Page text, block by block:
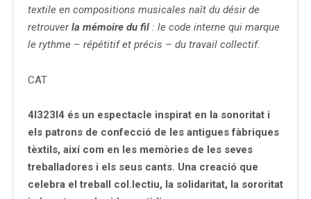
textile en compositions musicales naît du désir de
retrouverla mémoire du fil : le code interne qui marque
le rythme – répétitif et précis – du travail collectif.
CAT
4I323I4 és un espectacle inspirat en la sonoritat i
els patrons de confecció de les antigues fàbriques
tèxtils, així com en les memòries de les seves
treballadores i els seus cants. Una creació que
celebra el treball col.lectiu, la solidaritat, la sororitat